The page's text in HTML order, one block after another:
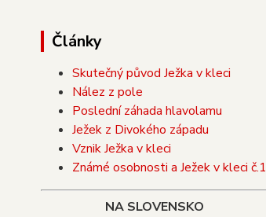
Články
Skutečný původ Ježka v kleci
Nález z pole
Poslední záhada hlavolamu
Ježek z Divokého západu
Vznik Ježka v kleci
Známé osobnosti a Ježek v kleci č.1
NA SLOVENSKO